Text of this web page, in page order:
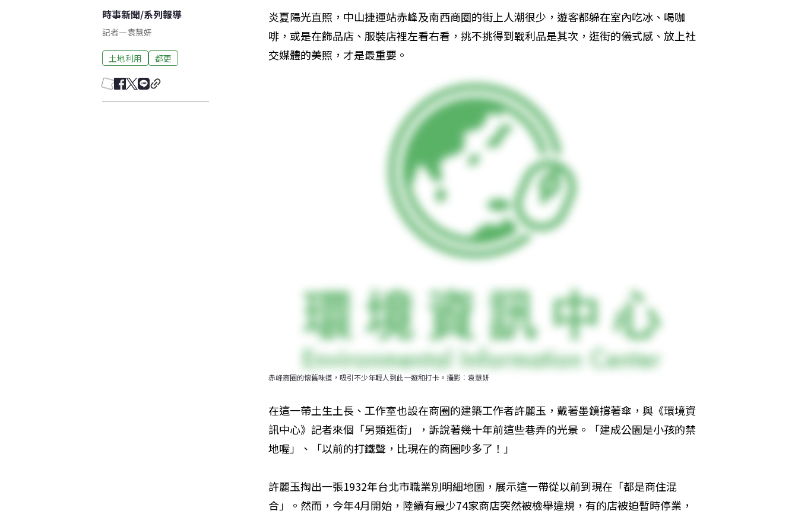
時事新聞/系列報導
記者—袁慧妍
土地利用 都更
炎夏陽光直照，中山捷運站赤峰及南西商圈的街上人潮很少，遊客都躲在室內吃冰、喝咖
啡，或是在飾品店、服裝店裡左看右看，挑不挑得到戰利品是其次，逛街的儀式感、放上社
交媒體的美照，才是最重要。
赤峰商圈的懷舊味道，吸引不少年輕人到此一遊和打卡。攝影︰袁慧妍
在這一帶土生土長、工作室也設在商圈的建築工作者許麗玉，戴著墨鏡撐著傘，與《環境資
訊中心》記者來個「另類逛街」，訴說著幾十年前這些巷弄的光景。「建成公園是小孩的禁
地喔」、「以前的打鐵聲，比現在的商圈吵多了！」
許麗玉掏出一張1932年台北市職業別明細地圖，展示這一帶從以前到現在「都是商住混
合」。然而，今年4月開始，陸續有最少74家商店突然被檢舉違規，有的店被迫暫時停業，